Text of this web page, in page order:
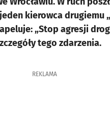
kierowca drugiemu
„Stop agresji
tego zdarzenia.
REKLAMA